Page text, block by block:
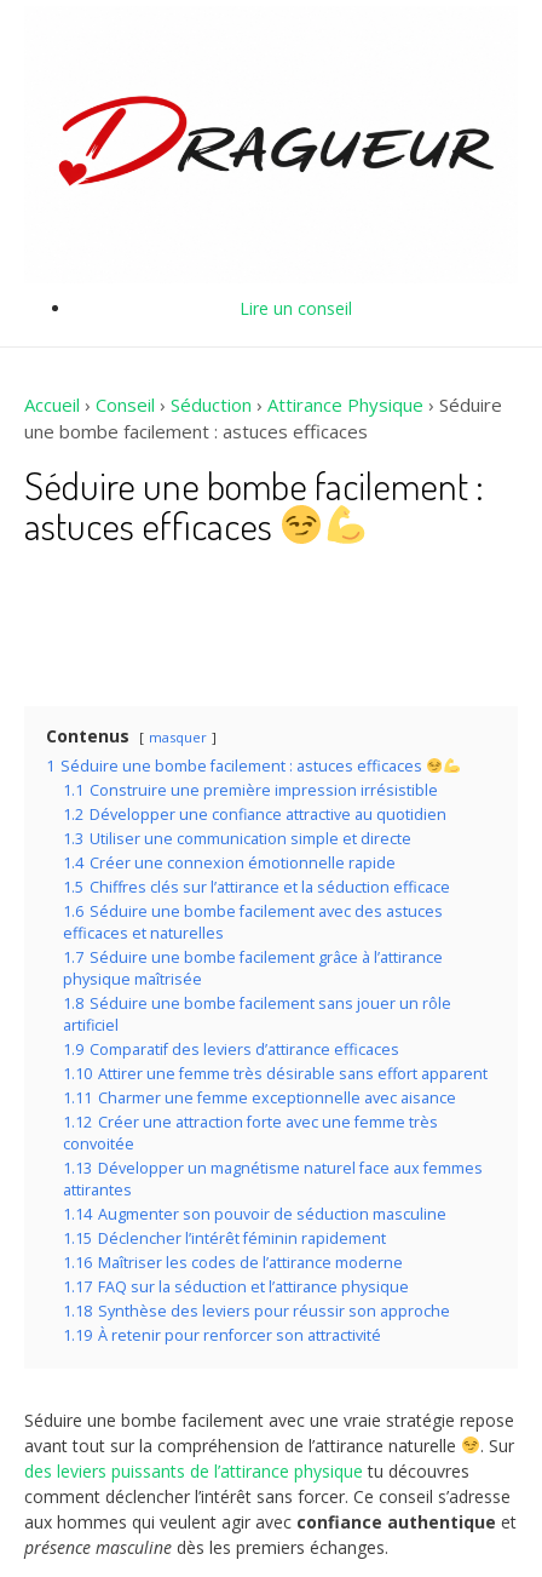
Lire un conseil
Accueil › Conseil › Séduction › Attirance Physique › Séduire
une bombe facilement : astuces efficaces
Séduire une bombe facilement :
astuces efficaces
Contenus masquer
1 Séduire une bombe facilement : astuces efficaces
1.1 Construire une première impression irrésistible
1.2 Développer une confiance attractive au quotidien
1.3 Utiliser une communication simple et directe
1.4 Créer une connexion émotionnelle rapide
1.5 Chiffres clés sur l’attirance et la séduction efficace
1.6 Séduire une bombe facilement avec des astuces
efficaces et naturelles
1.7 Séduire une bombe facilement grâce à l’attirance
physique maîtrisée
1.8 Séduire une bombe facilement sans jouer un rôle
artificiel
1.9 Comparatif des leviers d’attirance efficaces
1.10 Attirer une femme très désirable sans effort apparent
1.11 Charmer une femme exceptionnelle avec aisance
1.12 Créer une attraction forte avec une femme très
convoitée
1.13 Développer un magnétisme naturel face aux femmes
attirantes
1.14 Augmenter son pouvoir de séduction masculine
1.15 Déclencher l’intérêt féminin rapidement
1.16 Maîtriser les codes de l’attirance moderne
1.17 FAQ sur la séduction et l’attirance physique
1.18 Synthèse des leviers pour réussir son approche
1.19 À retenir pour renforcer son attractivité
Séduire une bombe facilement avec une vraie stratégie repose
avant tout sur la compréhension de l’attirance naturelle
. Sur
des leviers puissants de l’attirance physique tu découvres
comment déclencher l’intérêt sans forcer. Ce conseil s’adresse
aux hommes qui veulent agir avec confiance authentique et
présence masculine dès les premiers échanges.